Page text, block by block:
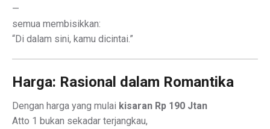
—
semua membisikkan:
“Di dalam sini, kamu dicintai.”
Harga: Rasional dalam Romantika
Dengan harga yang mulai kisaran Rp 190 Jtan
Atto 1 bukan sekadar terjangkau,